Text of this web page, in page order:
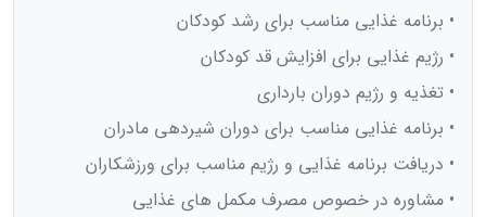
• برنامه غذایی مناسب برای رشد کودکان
• رژیم غذایی برای افزایش قد کودکان
• تغذیه و رژیم دوران بارداری
• برنامه غذایی مناسب برای دوران شیردهی مادران
• دریافت برنامه غذایی و رژیم مناسب برای ورزشکاران
• مشاوره در خصوص مصرف مکمل های غذایی